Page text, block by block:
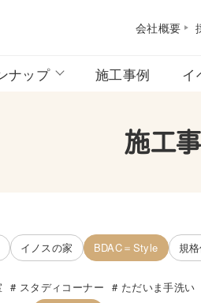
会社概要
ナップ 施工事例 イ
施工
イノスの家 BDAC＝Style 規
スタディコーナー ただいま手洗い